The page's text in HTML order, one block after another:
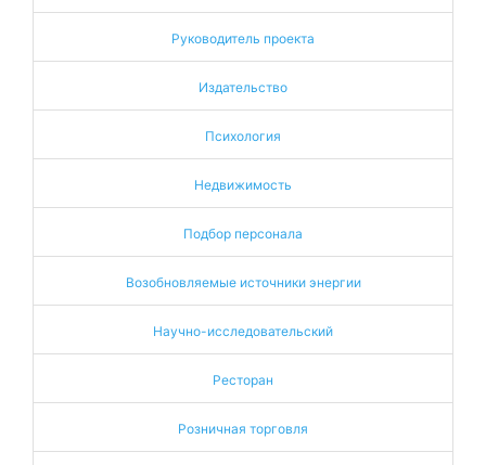
Руководитель проекта
Издательство
Психология
Недвижимость
Подбор персонала
Возобновляемые источники энергии
Научно-исследовательский
Ресторан
Розничная торговля